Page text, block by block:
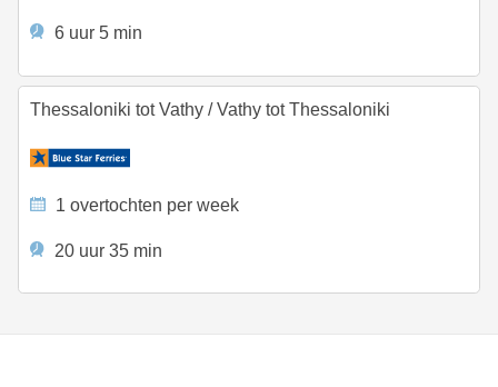
6 uur 5 min
Thessaloniki tot Vathy /Vathy tot Thessaloniki
1 overtochten per week
20 uur 35 min